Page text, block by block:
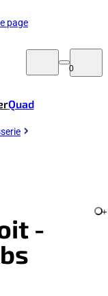
page
0
Quad
- +